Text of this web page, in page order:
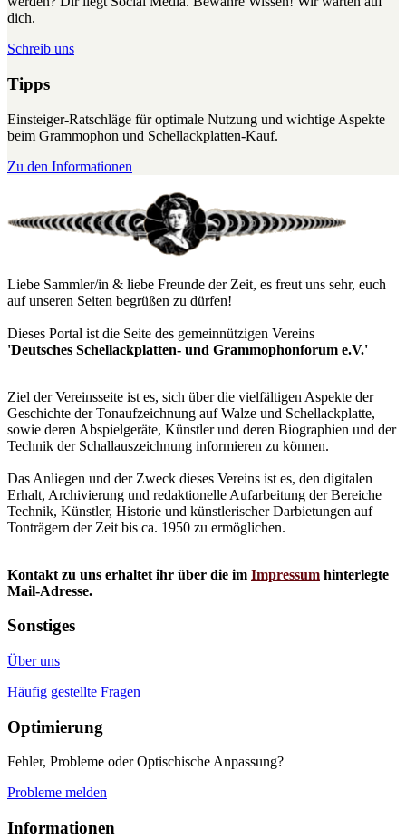
dich.
Schreib uns
Tipps
Einsteiger-Ratschläge für optimale Nutzung und wichtige Aspekte
beim Grammophon und Schellackplatten-Kauf.
Zu den Informationen
Liebe Sammler/in & liebe Freunde der Zeit, es freut uns sehr, euch
auf unseren Seiten begrüßen zu dürfen!
Dieses Portal ist die Seite des gemeinnützigen Vereins
'Deutsches Schellackplatten- und Grammophonforum e.V.'
Ziel der Vereinsseite ist es, sich über die vielfältigen Aspekte der
Geschichte der Tonaufzeichnung auf Walze und Schellackplatte,
sowie deren Abspielgeräte, Künstler und deren Biographien und der
Technik der Schallauszeichnung informieren zu können.
Das Anliegen und der Zweck dieses Vereins ist es, den digitalen
Erhalt, Archivierung und redaktionelle Aufarbeitung der Bereiche
Technik, Künstler, Historie und künstlerischer Darbietungen auf
Tonträgern der Zeit bis ca. 1950 zu ermöglichen.
Kontakt zu uns erhaltet ihr über die im Impressum hinterlegte
Mail-Adresse.
Sonstiges
Über uns
Häufig gestellte Fragen
Optimierung
Fehler, Probleme oder Optischische Anpassung?
Probleme melden
Informationen